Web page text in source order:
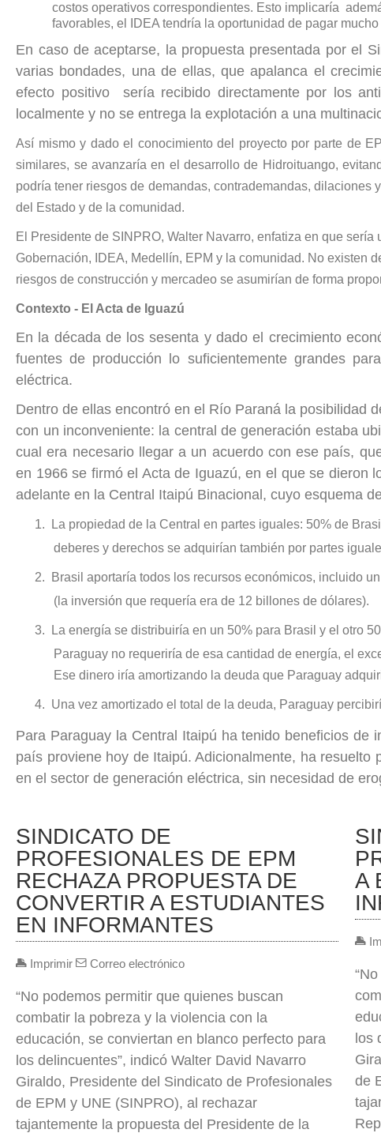
costos operativos correspondientes. Esto implicaría
favorables, el IDEA tendría la oportunidad de pagar
En caso de aceptarse, la propuesta presentada por el
varias bondades, una de ellas, que apalanca el
efecto positivo sería recibido directamente por los
localmente y no se entrega la explotación a una
Así mismo y dado el conocimiento del proyecto por parte de
similares, se avanzaría en el desarrollo de Hidroituango,
podría tener riesgos de demandas, contrademandas, dilaciones
del Estado y de la comunidad.
El Presidente de SINPRO, Walter Navarro, enfatiza en que
Gobernación, IDEA, Medellín, EPM y la comunidad. No existen
riesgos de construcción y mercadeo se asumirían de forma
Contexto - El Acta de Iguazú
En la década de los sesenta y dado el crecimiento
fuentes de producción lo suficientemente grandes
eléctrica.
Dentro de ellas encontró en el Río Paraná la posibilidad
con un inconveniente: la central de generación estaba
cual era necesario llegar a un acuerdo con ese país,
en 1966 se firmó el Acta de Iguazú, en el que se dieron
adelante en la Central Itaipú Binacional, cuyo esquema
1.
La propiedad de la Central en partes iguales: 50% de
deberes y derechos se adquirían también por partes
2.
Brasil aportaría todos los recursos económicos, incluido
(la inversión que requería era de 12 billones de dólares).
3.
La energía se distribuiría en un 50% para Brasil y el otro
Paraguay no requeriría de esa cantidad de energía, el
Ese dinero iría amortizando la deuda que Paraguay
4. Una vez amortizado el total de la deuda, Paraguay
Para Paraguay la Central Itaipú ha tenido beneficios de
país proviene hoy de Itaipú. Adicionalmente, ha
en el sector de generación eléctrica, sin necesidad de
SINDICATO DE
PROFESIONALES DE EPM
RECHAZA PROPUESTA DE
CONVERTIR A ESTUDIANTES
EN INFORMANTES
Imprimir Correo electrónico
“No podemos permitir que quienes buscan
combatir la pobreza y la violencia con la
educación, se conviertan en blanco perfecto para
los delincuentes”, indicó Walter David Navarro
Giraldo, Presidente del Sindicato de Profesionales
de EPM y UNE (SINPRO), al rechazar
tajantemente la propuesta del Presidente de la
A
los
de